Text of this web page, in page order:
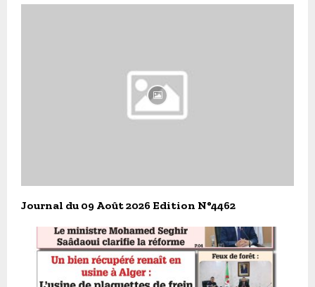
Journal du 09 Août 2026 Edition N°4462